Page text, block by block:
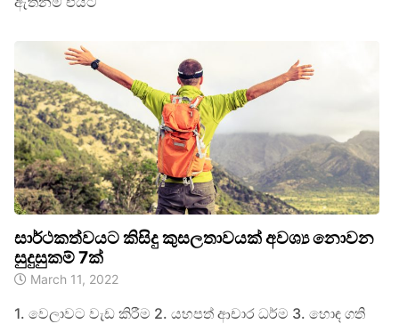
සාර්ථකත්වයට කිසිදු කුසලතාවයක් අවශ්‍ය නොවන
සුදුසුකම් 7ක්
March 11, 2022
1. වෙලාවට වැඩ කිරීම 2. යහපත් ආචාර ධර්ම 3. හොඳ ගති